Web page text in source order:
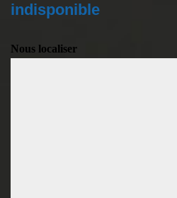
indisponible
Nous localiser